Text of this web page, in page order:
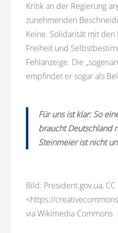
Kritik an der Regierung
zunehmenden
Keine. Solidarität mit
Freiheit und
Fehlanzeige. Die
empfindet er sogar als
Für uns ist klar: So
brauchtDeutschland
Steinmeier ist nicht
Bild: President.gov.ua, CC
<https://
via Wikimedia Commons